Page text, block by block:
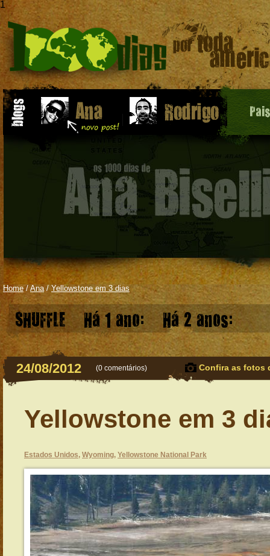
1
Home/ Ana/Yellowstone em 3 dias
SHUFFLE Há 1 ano: Há 2 anos:
24/08/2012 (0 comentários) Confira as fotos
Yellowstone em 3
Estados Unidos, Wyoming, Yellowstone National Park